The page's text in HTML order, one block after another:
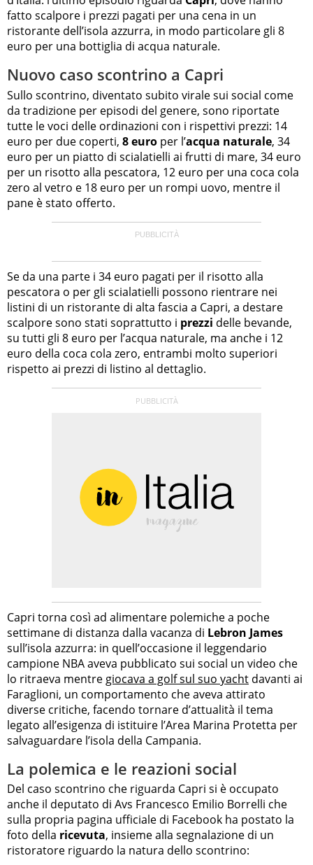
fatto scalpore i prezzi pagati per una cena in un
ristorante dell’isola azzurra, in modo particolare gli 8
euro per una bottiglia di acqua naturale.
Nuovo caso scontrino a Capri
Sullo scontrino, diventato subito virale sui social come
da tradizione per episodi del genere, sono riportate
tutte le voci delle ordinazioni con i rispettivi prezzi: 14
euro per due coperti, 8 euro per l’acqua naturale, 34
euro per un piatto di scialatielli ai frutti di mare, 34 euro
per un risotto alla pescatora, 12 euro per una coca cola
zero al vetro e 18 euro per un rompi uovo, mentre il
pane è stato offerto.
Se da una parte i 34 euro pagati per il risotto alla
pescatora o per gli scialatielli possono rientrare nei
listini di un ristorante di alta fascia a Capri, a destare
scalpore sono stati soprattutto i prezzi delle bevande,
su tutti gli 8 euro per l’acqua naturale, ma anche i 12
euro della coca cola zero, entrambi molto superiori
rispetto ai prezzi di listino al dettaglio.
Capri torna così ad alimentare polemiche a poche
settimane di distanza dalla vacanza di Lebron James
sull’isola azzurra: in quell’occasione il leggendario
campione NBA aveva pubblicato sui social un video che
lo ritraeva mentre giocava a golf sul suo yacht davanti ai
Faraglioni, un comportamento che aveva attirato
diverse critiche, facendo tornare d’attualità il tema
legato all’esigenza di istituire l’Area Marina Protetta per
salvaguardare l’isola della Campania.
La polemica e le reazioni social
Del caso scontrino che riguarda Capri si è occupato
anche il deputato di Avs Francesco Emilio Borrelli che
sulla propria pagina ufficiale di Facebook ha postato la
foto della ricevuta, insieme alla segnalazione di un
ristoratore riguardo la natura dello scontrino: